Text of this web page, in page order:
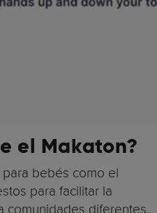
el Makaton?
bebés como el
para facilitar la
comunidades diferentes.